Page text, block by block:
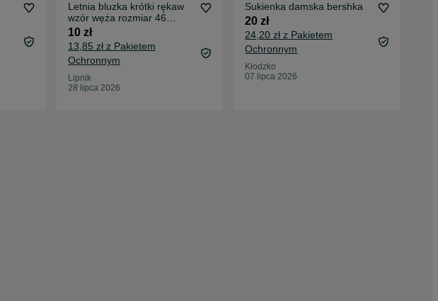
Letnia bluzka krótki rękaw
wzór węża rozmiar 46
Boohoo
10 zł
13,85 zł z Pakietem
Ochronnym
Lipnik
28 lipca 2026
Sukienka damska bershka
20 zł
24,20 zł z Pakietem
Ochronnym
Kłodzko
07 lipca 2026